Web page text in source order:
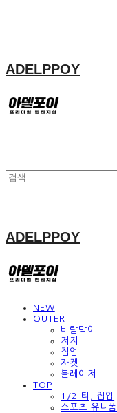
ADELPPOY
ADELPPOY
NEW
OUTER
바람막이
저지
집업
자켓
블레이저
TOP
1/2 티, 집업
스포츠 유니폼